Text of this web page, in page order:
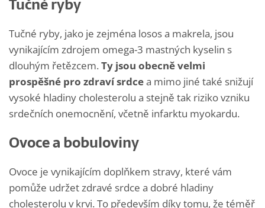
Tučné ryby
Tučné ryby, jako je zejména losos a makrela, jsou
vynikajícím zdrojem omega-3 mastných kyselin s
dlouhým řetězcem. Ty jsou obecně velmi
prospěšné pro zdraví srdcea mimo jiné také snižují
vysoké hladiny cholesterolu a stejně tak riziko vzniku
srdečních onemocnění, včetně infarktu myokardu.
Ovoce a bobuloviny
Ovoce je vynikajícím doplňkem stravy, které vám
pomůže udržet zdravé srdce a dobré hladiny
cholesterolu v krvi. To především díky tomu, že téměř